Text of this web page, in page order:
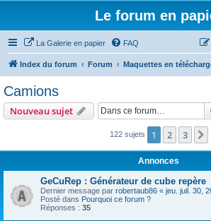
Le forum en
La Galerie en papier FAQ
Index du forum Forum Maquettes en
Camions
Nouveau sujet
122 sujets 1 2 3
Annonces
GeCuRep : Générateur de cube repère
Dernier message par robertaub86 « jeu. juil. 30,
Posté dans Pourquoi ce forum ?
Réponses : 35